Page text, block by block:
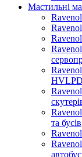
Мастильні
Ravenol
та бусів